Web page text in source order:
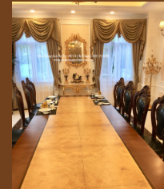
GÓC CHIA SẺ
LIÊN HỆ